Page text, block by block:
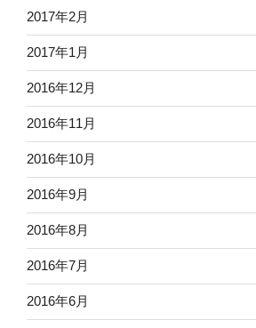
2017年2月
2017年1月
2016年12月
2016年11月
2016年10月
2016年9月
2016年8月
2016年7月
2016年6月